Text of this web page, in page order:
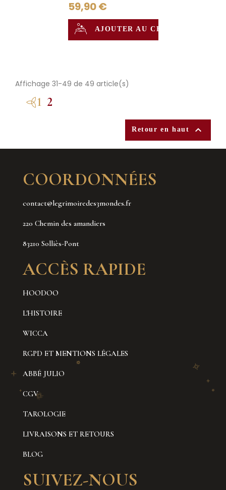
59,90 €
AJOUTER AU CHAUDRON
Affichage 31-49 de 49 article(s)
1 2
Retour en haut 
COORDONNÉES
contact@legrimoiredes3mondes.fr
220 Chemin des amandiers
83210 Solliès-Pont
ACCÈS RAPIDE
HOODOO
L'HISTOIRE
WICCA
RGPD ET MENTIONS LÉGALES
ABBÉ JULIO
CGV
TAROLOGIE
LIVRAISONS ET RETOURS
BLOG
SUIVEZ-NOUS